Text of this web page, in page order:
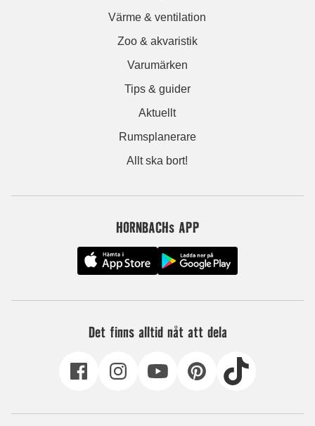
Värme & ventilation
Zoo & akvaristik
Varumärken
Tips & guider
Aktuellt
Rumsplanerare
Allt ska bort!
HORNBACHs APP
Det finns alltid nåt att dela